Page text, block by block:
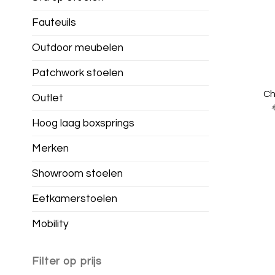
Fauteuils
Outdoor meubelen
Patchwork stoelen
Outlet
Hoog laag boxsprings
Merken
Showroom stoelen
Eetkamerstoelen
Mobility
Filter op prijs